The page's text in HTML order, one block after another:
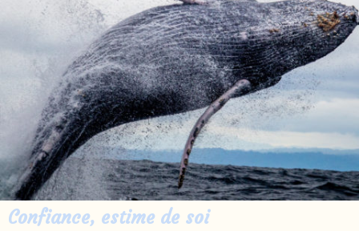
Confiance, estime de soi